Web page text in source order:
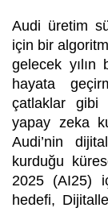
Audi üretim
için bir
gelecek yılın
hayata
çatlaklar gibi
yapay zeka
Audi’nin
kurduğu
2025 (AI25)
hedefi,